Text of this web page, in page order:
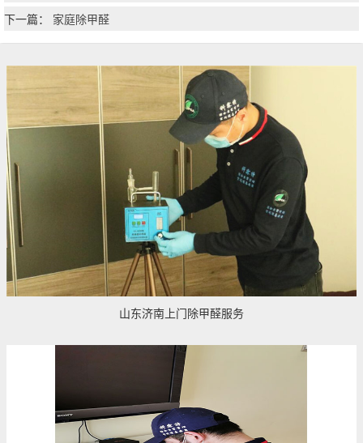
下一篇： 家庭除甲醛
山东济南上门除甲醛服务